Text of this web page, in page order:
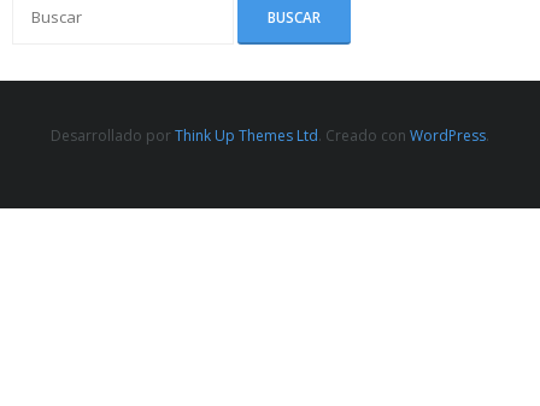
Desarrollado porThink Up Themes Ltd. Creado con WordPress.